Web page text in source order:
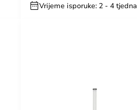
Vrijeme isporuke: 2 - 4 tjedna